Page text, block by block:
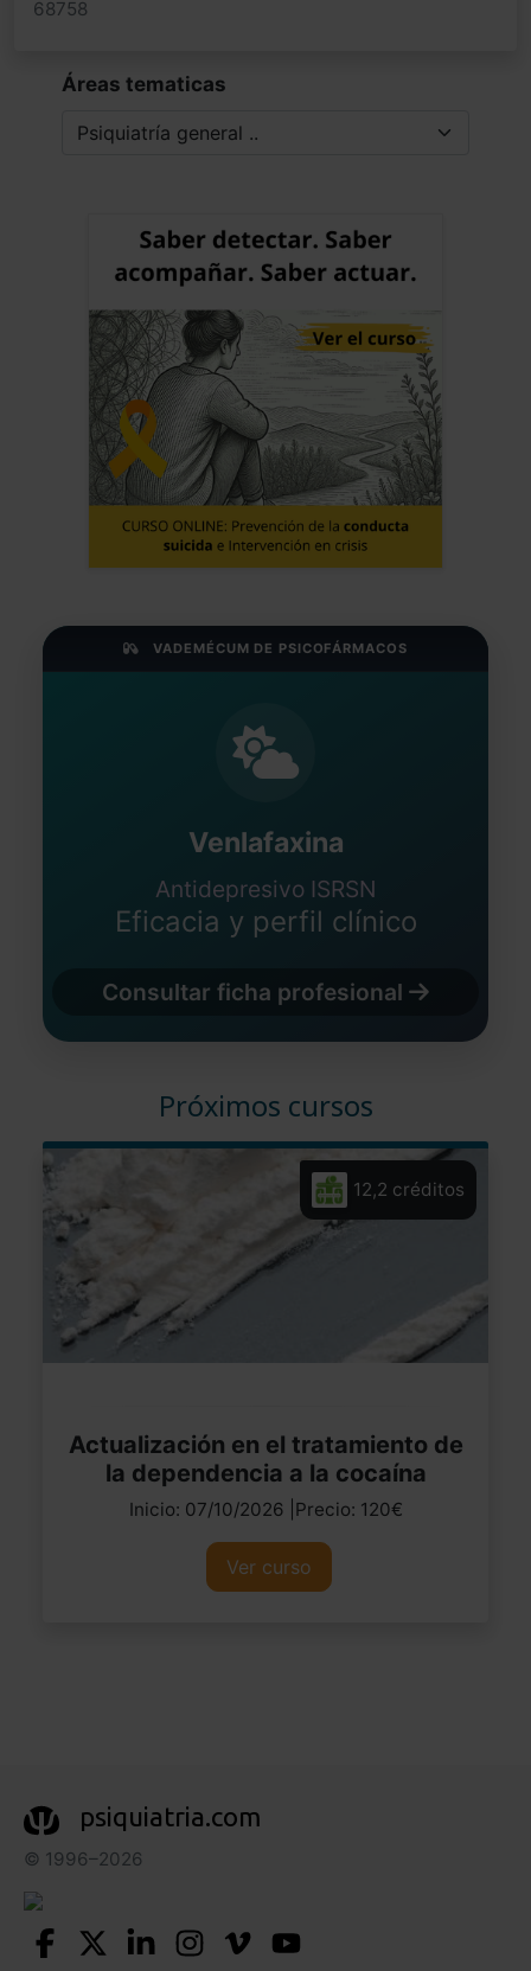
68758
Áreas tematicas
VADEMÉCUM DE PSICOFÁRMACOS
Venlafaxina
Antidepresivo ISRSN
Eficacia y perfil clínico
Consultar ficha profesional
Próximos cursos
12,2 créditos
Actualización en el tratamiento de
la dependencia a la cocaína
Inicio: 07/10/2026 |Precio: 120€
Ver curso
psiquiatria.com
© 1996–2026